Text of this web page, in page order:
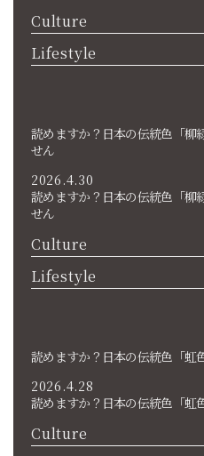
Culture
Lifestyle
読めますか？日本の伝統色「柳
せん
2026.4.30
読めますか？日本の伝統色「柳
せん
Culture
Lifestyle
読めますか？日本の伝統色「虹
2026.4.28
読めますか？日本の伝統色「虹
Culture